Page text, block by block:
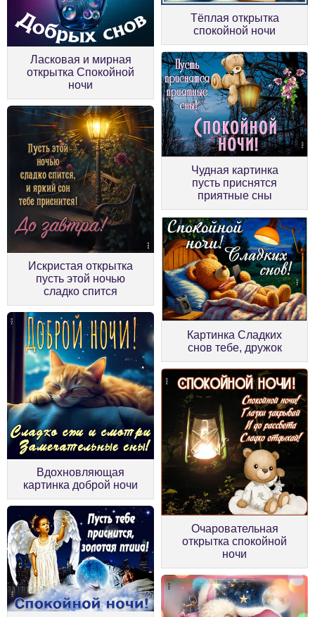
Ласковая и мирная
открытка Спокойной
ночи
Тёплая открытка
спокойной ночи
Искристая открытка
пусть этой ночью
сладко спится
Чудная картинка
пусть приснятся
приятные сны
Вдохновляющая
картинка доброй ночи
Картинка Сладких
снов тебе, дружок
Очаровательная
открытка спокойной
ночи